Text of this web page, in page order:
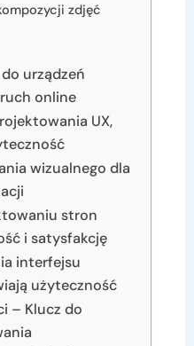
zdjęć
urządzeń
online
UX,
wizualnego dla
stron
i satysfakcję
interfejsu
użyteczność
– Klucz do